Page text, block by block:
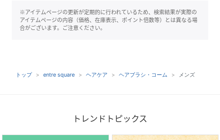
※アイテムページの更新が定期的に行われているため、検索結果が実際の
アイテムページの内容（価格、在庫表示、ポイント倍数等）とは異なる場
合がございます。ご注意ください。
トップ entre square ヘアケア ヘアブラシ・コーム メンズ
トレンドトピックス